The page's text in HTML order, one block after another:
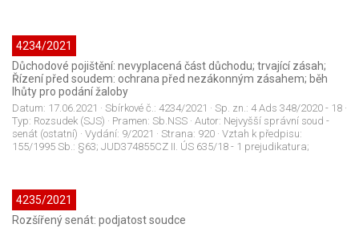
4234/2021
Důchodové pojištění: nevyplacená část důchodu; trvající zásah;
Řízení před soudem: ochrana před nezákonným zásahem; běh
lhůty pro podání žaloby
Datum: 17.06.2021 · Sbírkové č.: 4234/2021 · Sp. zn.: 4 Ads 348/2020 - 18 ·
Typ: Rozsudek (SJS) · Pramen: Sb.NSS · Autor: Nejvyšší správní soud -
senát (ostatní) · Vydání: 9/2021 · Strana: 920 · Vztah k předpisu:
155/1995 Sb.: §63; JUD374855CZ II. ÚS 635/18 - 1 prejudikatura;
4235/2021
Rozšířený senát: podjatost soudce